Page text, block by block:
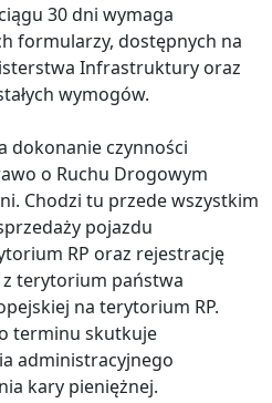
30 dni wymaga
formularzy, dostępnych na
Infrastruktury oraz
wymogów.
dokonanie czynności
o Ruchu Drogowym
Chodzi tu przede wszystkim
pojazdu
RP oraz rejestrację
terytorium państwa
na terytorium RP.
terminu skutkuje
administracyjnego
kary pieniężnej.